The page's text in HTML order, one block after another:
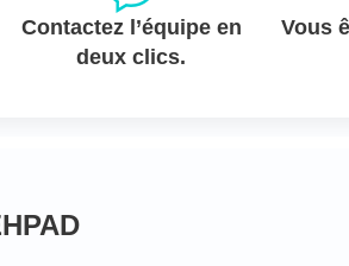
Contactez l’équipe en
deux clics.
Vous